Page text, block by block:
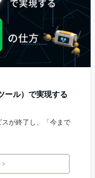
ール）で実現する
が終了し、「今まで